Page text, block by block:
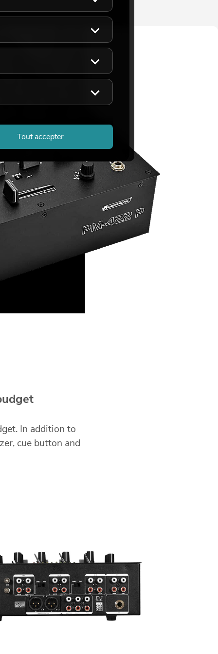
In addition to
cue button and
Tout accepter